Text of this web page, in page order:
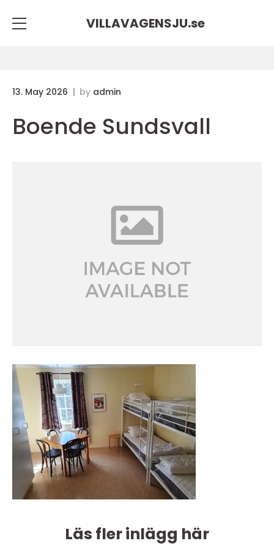
VILLAVAGENSJU.se
13. May 2026 by admin
Boende Sundsvall
Läs fler inlägg här